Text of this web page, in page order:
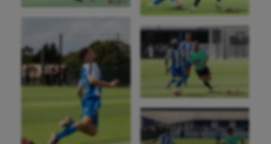
Cheerleading
Course à pied
Crossfit
Cyclisme